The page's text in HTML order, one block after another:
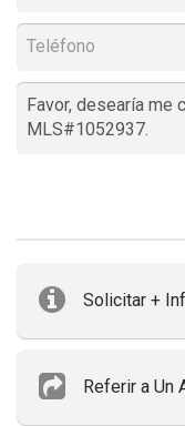
Solicitar +
Referir a Un